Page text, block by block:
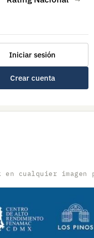
Iniciar sesión
Crear cuenta
pero no organiza el torneo.
validar.
cualquier imagen